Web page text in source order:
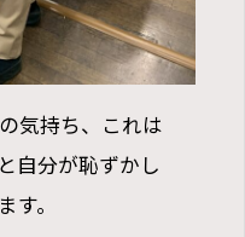
気持ち、これは
自分が恥ずかし
。